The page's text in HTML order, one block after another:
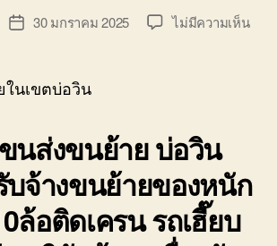
Post30 มกราคม 2025 ไม่มีความเห็นบน
บ่อ
วิน
ในเขตบ่อวิน
นส่งขนย้าย บ่อวิน
บจ้างขนย้ายของหนัก
ล้อติดเครน รถเฮี๊ยบ